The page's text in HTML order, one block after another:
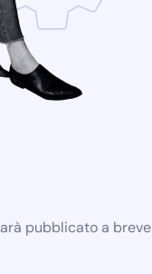
pubblicato a breve